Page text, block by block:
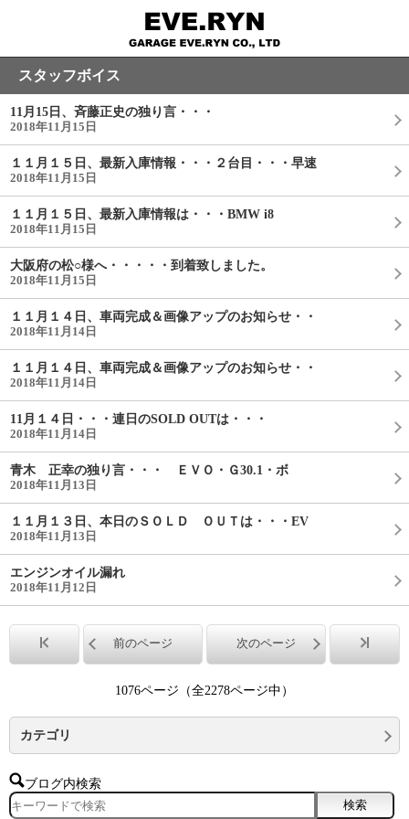
スタッフボイス
11月15日、斉藤正史の独り言・・・
2018年11月15日
１１月１５日、最新入庫情報・・・２台目・・・早速
2018年11月15日
１１月１５日、最新入庫情報は・・・BMW i8
2018年11月15日
大阪府の松○様へ・・・・・到着致しました。
2018年11月15日
１１月１４日、車両完成＆画像アップのお知らせ・・
2018年11月14日
１１月１４日、車両完成＆画像アップのお知らせ・・
2018年11月14日
11月１４日・・・連日のSOLD OUTは・・・
2018年11月14日
青木 正幸の独り言・・・ ＥＶＯ・Ｇ30.1・ボ
2018年11月13日
１１月１３日、本日のＳＯＬＤ ＯＵＴは・・・EV
2018年11月13日
エンジンオイル漏れ
2018年11月12日
前のページ 次のページ
1076ページ（全2278ページ中）
カテゴリ
ブログ内検索